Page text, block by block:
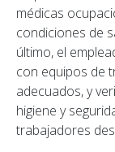
médicas
condiciones de
último, el
con equipos de
adecuados, y
higiene y
trabajadores